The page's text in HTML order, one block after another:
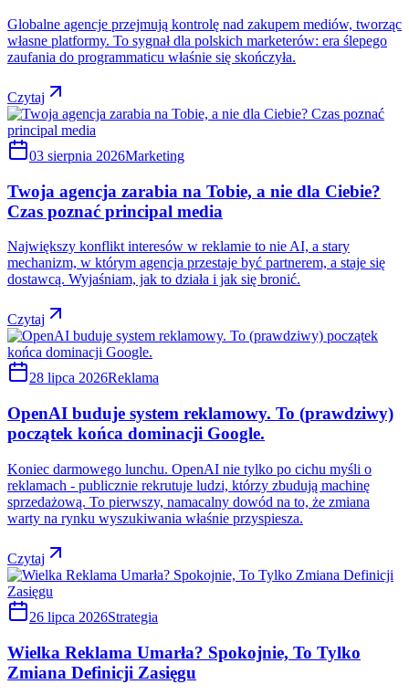
Globalne agencje przejmują kontrolę nad zakupem mediów, tworząc
własne platformy. To sygnał dla polskich marketerów: era ślepego
zaufania do programmaticu właśnie się skończyła.
Czytaj
03 sierpnia 2026Marketing
Twoja agencja zarabia na Tobie, a nie dla Ciebie?
Czas poznać principal media
Największy konflikt interesów w reklamie to nie AI, a stary
mechanizm, w którym agencja przestaje być partnerem, a staje się
dostawcą. Wyjaśniam, jak to działa i jak się bronić.
Czytaj
28 lipca 2026Reklama
OpenAI buduje system reklamowy. To (prawdziwy)
początek końca dominacji Google.
Koniec darmowego lunchu. OpenAI nie tylko po cichu myśli o
reklamach - publicznie rekrutuje ludzi, którzy zbudują machinę
sprzedażową. To pierwszy, namacalny dowód na to, że zmiana
warty na rynku wyszukiwania właśnie przyspiesza.
Czytaj
26 lipca 2026Strategia
Wielka Reklama Umarła? Spokojnie, To Tylko
Zmiana Definicji Zasięgu